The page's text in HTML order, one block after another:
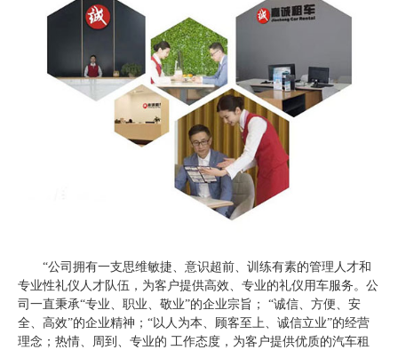
“公司拥有一支思维敏捷、意识超前、训练有素的管理人才和
专业性礼仪人才队伍，为客户提供高效、专业的礼仪用车服务。公
司一直秉承“专业、职业、敬业”的企业宗旨； “诚信、方便、安
全、高效”的企业精神；“以人为本、顾客至上、诚信立业”的经营
理念；热情、周到、专业的 工作态度，为客户提供优质的汽车租